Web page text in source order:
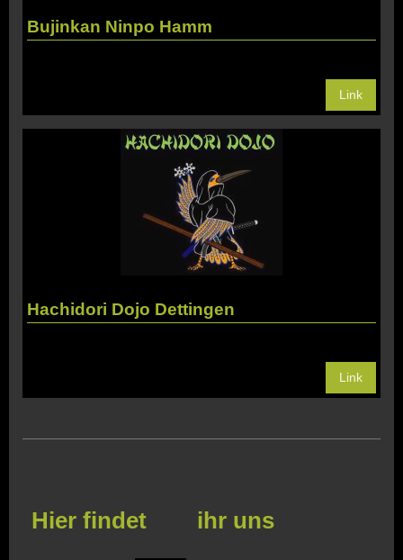
Bujinkan Ninpo Hamm
Link
Hachidori Dojo Dettingen
Link
Hier findet ihr uns